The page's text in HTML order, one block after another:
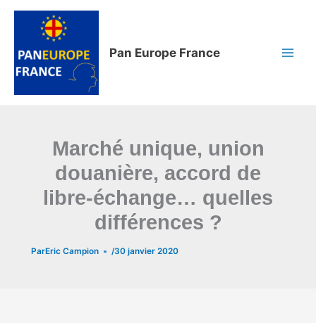
Aller
Pan Europe France
Marché unique, union
douanière, accord de
libre-échange… quelles
différences ?
ParEric Campion /30 janvier 2020